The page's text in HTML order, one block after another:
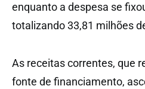
enquanto a despesa se
totalizando 33,81 milhões
As receitas correntes, que
fonte de financiamento,